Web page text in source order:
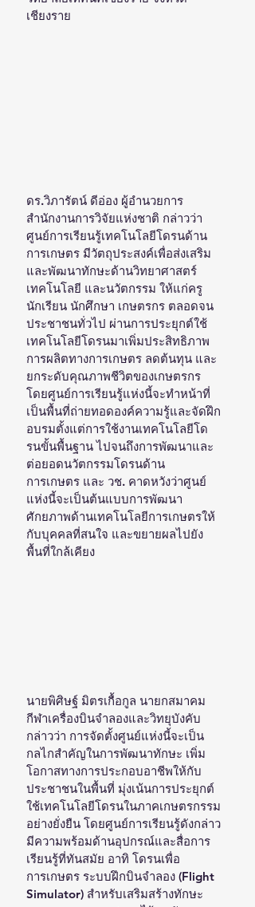
เชียงราย
ดร.วิภารัตน์ ดีอ่อง ผู้อำนวยการ
สำนักงานการวิจัยแห่งชาติ กล่าวว่า
ศูนย์การเรียนรู้เทคโนโลยีโดรนด้าน
การเกษตร มีวัตถุประสงค์เพื่อส่งเสริม
และพัฒนาทักษะด้านวิทยาศาสตร์
เทคโนโลยี และนวัตกรรม ให้แก่ครู
นักเรียน นักศึกษา เกษตรกร ตลอดจน
ประชาชนทั่วไป ผ่านการประยุกต์ใช้
เทคโนโลยีโดรนมาเพิ่มประสิทธิภาพ
การผลิตทางการเกษตร ลดต้นทุน และ
ยกระดับคุณภาพชีวิตของเกษตรกร
โดยศูนย์การเรียนรู้แห่งนี้จะทำหน้าที่
เป็นพื้นที่ถ่ายทอดองค์ความรู้และจัดฝึก
อบรมตั้งแต่การใช้งานเทคโนโลยีโด
รนขั้นพื้นฐาน ไปจนถึงการพัฒนาและ
ต่อยอดนวัตกรรมโดรนด้าน
การเกษตร และ วช. คาดหวังว่าศูนย์
แห่งนี้จะเป็นต้นแบบการพัฒนา
ศักยภาพด้านเทคโนโลยีการเกษตรให้
กับบุคคลที่สนใจ และขยายผลไปยัง
พื้นที่ใกล้เคียง
นายพิศิษฐ์ มิตรเกื้อกูล นายกสมาคม
กีฬาเครื่องบินจำลองและวิทยุบังคับ
กล่าวว่า การจัดตั้งศูนย์แห่งนี้จะเป็น
กลไกสำคัญในการพัฒนาทักษะ เพิ่ม
โอกาสทางการประกอบอาชีพให้กับ
ประชาชนในพื้นที่ มุ่งเน้นการประยุกต์
ใช้เทคโนโลยีโดรนในภาคเกษตรกรรม
อย่างยั่งยืน โดยศูนย์การเรียนรู้ดังกล่าว
มีความพร้อมด้านอุปกรณ์และสื่อการ
เรียนรู้ที่ทันสมัย อาทิ โดรนเพื่อ
การเกษตร ระบบฝึกบินจำลอง (Flight
Simulator) สำหรับเสริมสร้างทักษะ